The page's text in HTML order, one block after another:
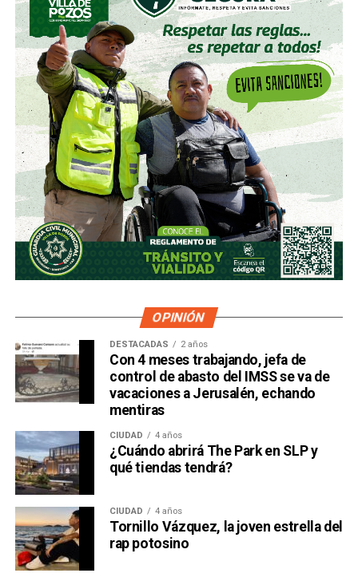
OPINIÓN
DESTACADAS 2 años
Con 4 meses trabajando, jefa de
control de abasto del IMSS se va de
vacaciones a Jerusalén, echando
mentiras
CIUDAD 4 años
¿Cuándo abrirá The Park en SLP y
qué tiendas tendrá?
CIUDAD 4 años
Tornillo Vázquez, la joven estrella del
rap potosino